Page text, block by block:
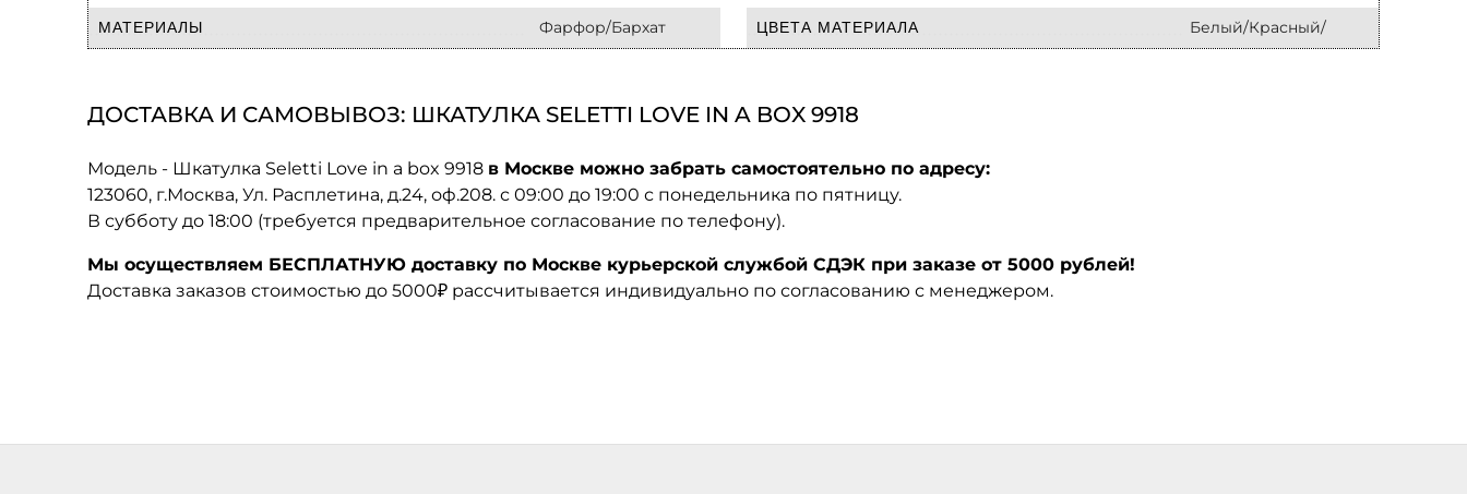
МАТЕРИАЛЫ Фарфор/Бархат ЦВЕТА МАТЕРИАЛА Белый/Красный/
ДОСТАВКА И САМОВЫВОЗ: ШКАТУЛКА SELETTI LOVE IN A BOX 9918
Модель - Шкатулка Seletti Love in a box 9918 в Москве можно забрать самостоятельно по адресу:
123060, г.Москва, Ул. Расплетина, д.24, оф.208. с 09:00 до 19:00 с понедельника по пятницу.
В субботу до 18:00 (требуется предварительное согласование по телефону).
Мы осуществляем БЕСПЛАТНУЮ доставку по Москве курьерской службой СДЭК при заказе от 5000 рублей!
Доставка заказов стоимостью до 5000₽ рассчитывается индивидуально по согласованию с менеджером.